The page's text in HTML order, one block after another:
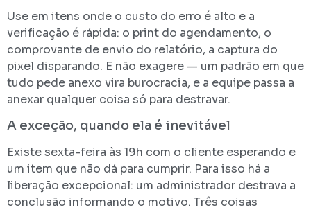
Use em itens onde o custo do erro é alto e a
verificação é rápida: o print do agendamento, o
comprovante de envio do relatório, a captura do
pixel disparando. E não exagere — um padrão em que
tudo pede anexo vira burocracia, e a equipe passa a
anexar qualquer coisa só para destravar.
A exceção, quando ela é inevitável
Existe sexta-feira às 19h com o cliente esperando e
um item que não dá para cumprir. Para isso há a
liberação excepcional: um administrador destrava a
conclusão informando o motivo. Três coisas